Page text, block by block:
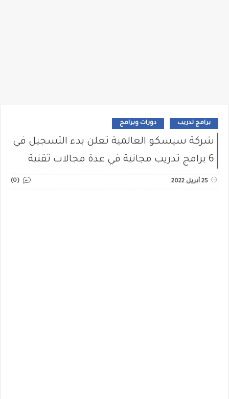
برامج تدريب دورات وبرامج
شركة سيسكو العالمية تعلن بدء التسجيل في
6 برامج تدريب مجانية في عدة مجالات تقنية
25 أبريل 2022 (0)